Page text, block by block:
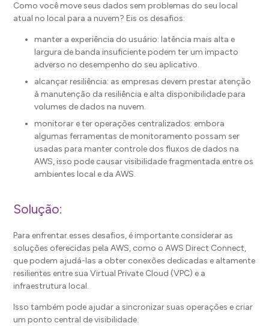
Como você move seus dados sem problemas do seu local
atual no local para a nuvem? Eis os desafios:
manter a experiência do usuário: latência mais alta e
largura de banda insuficiente podem ter um impacto
adverso no desempenho do seu aplicativo.
alcançar resiliência: as empresas devem prestar atenção
à manutenção da resiliência e alta disponibilidade para
volumes de dados na nuvem.
monitorar e ter operações centralizados: embora
algumas ferramentas de monitoramento possam ser
usadas para manter controle dos fluxos de dados na
AWS, isso pode causar visibilidade fragmentada entre os
ambientes local e da AWS.
Solução:
Para enfrentar esses desafios, é importante considerar as
soluções oferecidas pela AWS, como o AWS Direct Connect,
que podem ajudá-las a obter conexões dedicadas e altamente
resilientes entre sua Virtual Private Cloud (VPC) e a
infraestrutura local.
Isso também pode ajudar a sincronizar suas operações e criar
um ponto central de visibilidade.